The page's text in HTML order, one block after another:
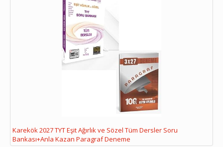
Karekök 2027 TYT Eşit Ağırlık ve Sözel Tüm Dersler Soru
Bankası+Anla Kazan Paragraf Deneme